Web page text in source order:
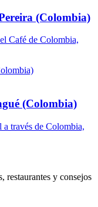
(Colombia)
Café de Colombia,
(Colombia)
a través de Colombia,
restaurantes y consejos